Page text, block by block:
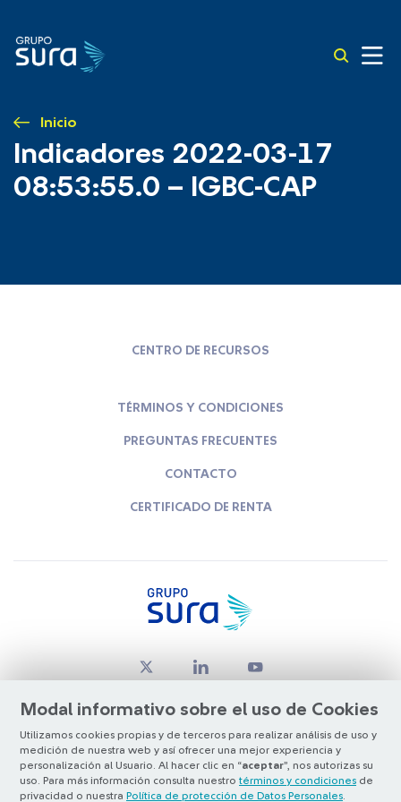
Inicio
Indicadores 2022-03-17
08:53:55.0 – IGBC-CAP
Modal informativo sobre el uso de Cookies
Utilizamos cookies propias y de terceros para realizar análisis de uso y
medición de nuestra web y así ofrecer una mejor experiencia y
personalización al Usuario. Al hacer clic en “aceptar”, nos autorizas su
uso. Para más información consulta nuestro términos y condiciones de
privacidad o nuestra Política de protección de Datos Personales
CENTRO DE RECURSOS
TÉRMINOS Y CONDICIONES
PREGUNTAS FRECUENTES
CONTACTO
CERTIFICADO DE RENTA
© Copyright Grupo SURA 2026